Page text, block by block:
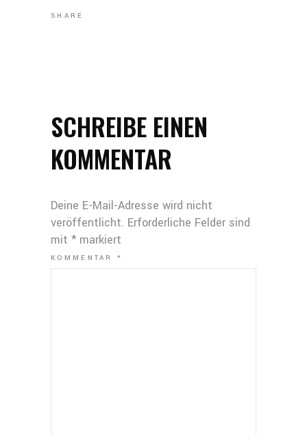
SHARE
SCHREIBE EINEN
KOMMENTAR
Deine E-Mail-Adresse wird nicht
veröffentlicht. Erforderliche Felder sind
mit * markiert
KOMMENTAR*